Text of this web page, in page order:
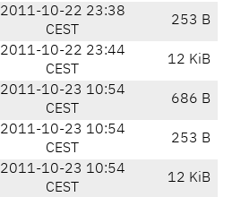
2011-10-22 23:38
CEST
253 B
2011-10-22 23:44
CEST
12 KiB
2011-10-23 10:54
CEST
686 B
2011-10-23 10:54
CEST
253 B
2011-10-23 10:54
CEST
12 KiB